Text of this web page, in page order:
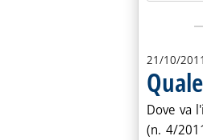
21/10/2011
Dove va
(n. 4/